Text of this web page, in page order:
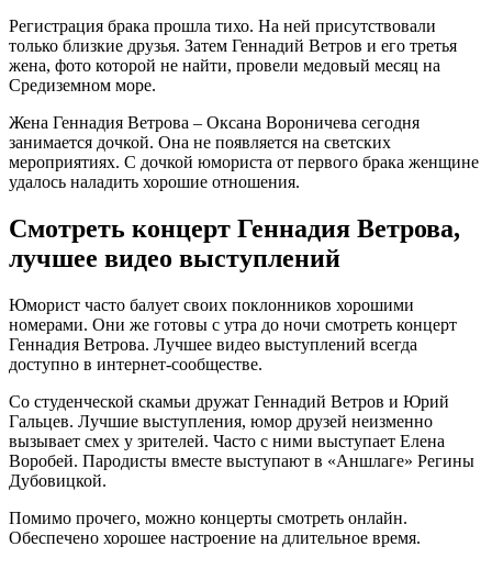
Регистрация брака прошла тихо. На ней присутствовали
только близкие друзья. Затем Геннадий Ветров и его третья
жена, фото которой не найти, провели медовый месяц на
Средиземном море.
Жена Геннадия Ветрова – Оксана Вороничева сегодня
занимается дочкой. Она не появляется на светских
мероприятиях. С дочкой юмориста от первого брака женщине
удалось наладить хорошие отношения.
Смотреть концерт Геннадия Ветрова,
лучшее видео выступлений
Юморист часто балует своих поклонников хорошими
номерами. Они же готовы с утра до ночи смотреть концерт
Геннадия Ветрова. Лучшее видео выступлений всегда
доступно в интернет-сообществе.
Со студенческой скамьи дружат Геннадий Ветров и Юрий
Гальцев. Лучшие выступления, юмор друзей неизменно
вызывает смех у зрителей. Часто с ними выступает Елена
Воробей. Пародисты вместе выступают в «Аншлаге» Регины
Дубовицкой.
Помимо прочего, можно концерты смотреть онлайн.
Обеспечено хорошее настроение на длительное время.